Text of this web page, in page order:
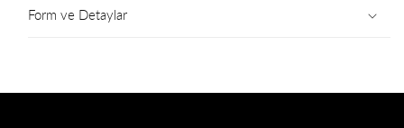
Form ve Detaylar